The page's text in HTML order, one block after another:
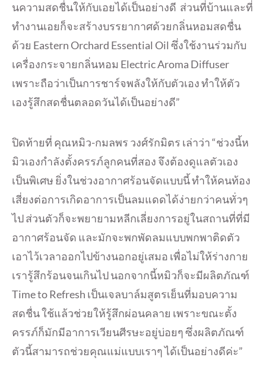
นความสดชื่นให้กับเอยได้เป็นอย่างดี ส่วนที่บ้านและที่
ทำงานเอยก็จะสร้างบรรยากาศด้วยกลิ่นหอมสดชื่น
ด้วย Eastern Orchard Essential Oil ซึ่งใช้งานร่วมกับ
เครื่องกระจายกลิ่นหอม Electric Aroma Diffuser
เพราะถือว่าเป็นการชาร์จพลังให้กับตัวเอง ทำให้ตัว
เองรู้สึกสดชื่นตลอดวันได้เป็นอย่างดี”
ปิดท้ายที่ คุณหมิว-กมลพร วงศ์รักมิตร เล่าว่า “ช่วงนี้ห
มิวเองกำลังตั้งครรภ์ลูกคนที่สอง จึงต้องดูแลตัวเอง
เป็นพิเศษ ยิ่งในช่วงอากาศร้อนจัดแบบนี้ ทำให้คนท้อง
เสี่ยงต่อการเกิดอาการเป็นลมแดดได้ง่ายกว่าคนทั่วๆ
ไป ส่วนตัวก็จะพยายามหลีกเลี่ยงการอยู่ในสถานที่ที่มี
อากาศร้อนจัด และมักจะพกพัดลมแบบพกพาติดตัว
เอาไว้เวลาออกไปข้างนอกอยู่เสมอ เพื่อไม่ให้ร่างกาย
เรารู้สึกร้อนจนเกินไป นอกจากนี้หมิวก็จะมีผลิตภัณฑ์
Time to Refresh เป็นเจลบาล์มสูตรเย็นที่มอบความ
สดชื่น ใช้แล้วช่วยให้รู้สึกผ่อนคลาย เพราะขณะตั้ง
ครรภ์ก็มักมีอาการเวียนศีรษะอยู่บ่อยๆ ซึ่งผลิตภัณฑ์
ตัวนี้สามารถช่วยคุณแม่แบบเราๆ ได้เป็นอย่างดีค่ะ”